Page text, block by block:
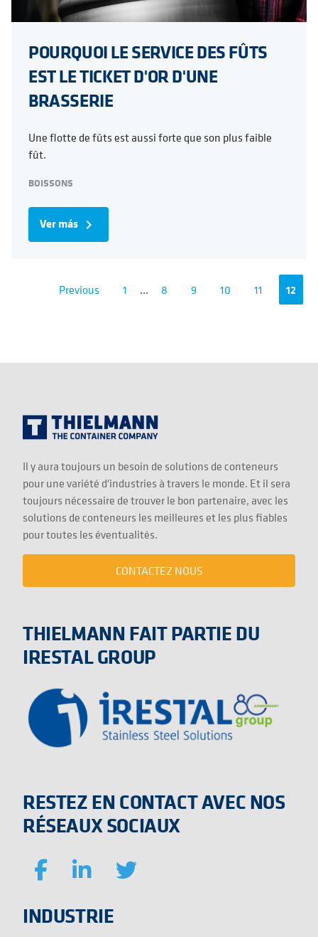
POURQUOI LE SERVICE DES FÛTS
EST LE TICKET D'OR D'UNE
BRASSERIE
Une flotte de fûts est aussi forte que son plus faible
fût.
BOISSONS
Ver más navigate_next
Previous 1 ... 8 9 10 11 12
Il y aura toujours un besoin de solutions de conteneurs
pour une variété d'industries à travers le monde. Et il sera
toujours nécessaire de trouver le bon partenaire, avec les
solutions de conteneurs les meilleures et les plus fiables
pour toutes les éventualités.
CONTACTEZ NOUS
THIELMANN FAIT PARTIE DU
IRESTAL GROUP
RESTEZ EN CONTACT AVEC NOS
RÉSEAUX SOCIAUX
INDUSTRIE